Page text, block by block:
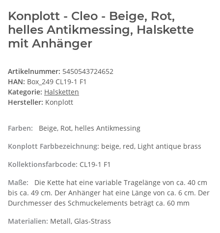
Konplott - Cleo - Beige, Rot,
helles Antikmessing, Halskette
mit Anhänger
Artikelnummer: 5450543724652
HAN: Box_249 CL19-1 F1
Kategorie: Halsketten
Hersteller: Konplott
Farben:
Beige, Rot, helles Antikmessing
Konplott Farbbezeichnung: beige, red, Light antique brass
Kollektionsfarbcode: CL19-1 F1
Maße:
Die Kette hat eine variable Tragelänge von ca. 40 cm
bis ca. 49 cm. Der Anhänger hat eine Länge von ca. 6 cm. Der
Durchmesser des Schmuckelements beträgt ca. 60 mm
Materialien: Metall, Glas-Strass